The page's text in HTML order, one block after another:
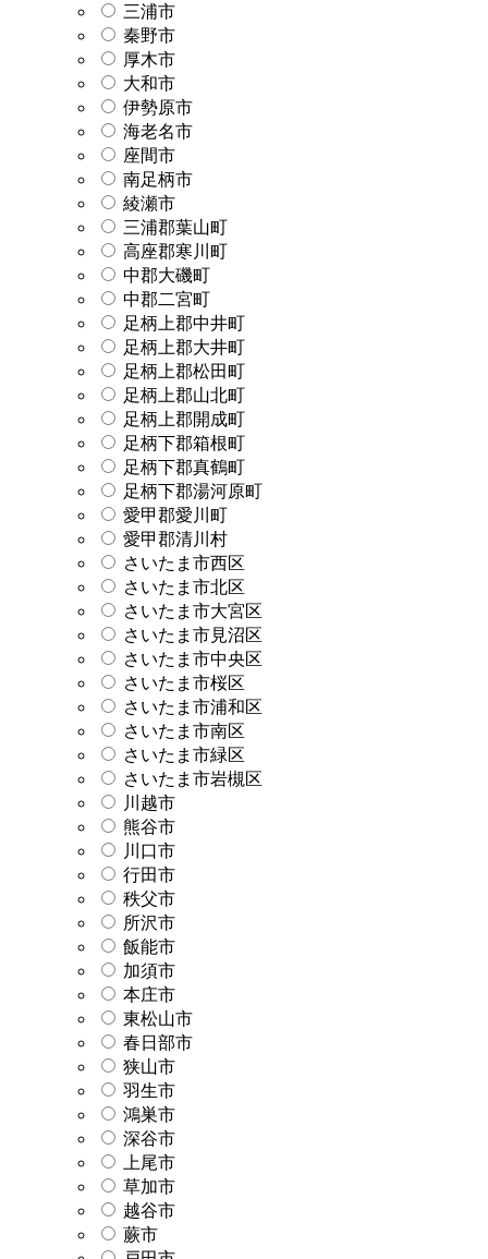
三浦市
秦野市
厚木市
大和市
伊勢原市
海老名市
座間市
南足柄市
綾瀬市
三浦郡葉山町
高座郡寒川町
中郡大磯町
中郡二宮町
足柄上郡中井町
足柄上郡大井町
足柄上郡松田町
足柄上郡山北町
足柄上郡開成町
足柄下郡箱根町
足柄下郡真鶴町
足柄下郡湯河原町
愛甲郡愛川町
愛甲郡清川村
さいたま市西区
さいたま市北区
さいたま市大宮区
さいたま市見沼区
さいたま市中央区
さいたま市桜区
さいたま市浦和区
さいたま市南区
さいたま市緑区
さいたま市岩槻区
川越市
熊谷市
川口市
行田市
秩父市
所沢市
飯能市
加須市
本庄市
東松山市
春日部市
狭山市
羽生市
鴻巣市
深谷市
上尾市
草加市
越谷市
蕨市